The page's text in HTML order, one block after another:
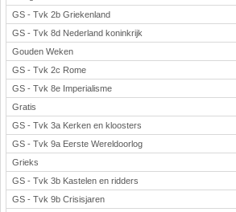
GS - Tvk 2b Griekenland
GS - Tvk 8d Nederland koninkrijk
Gouden Weken
GS - Tvk 2c Rome
GS - Tvk 8e Imperialisme
Gratis
GS - Tvk 3a Kerken en kloosters
GS - Tvk 9a Eerste Wereldoorlog
Grieks
GS - Tvk 3b Kastelen en ridders
GS - Tvk 9b Crisisjaren